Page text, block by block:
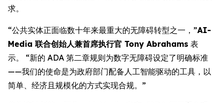
求。
“公共实体正面临数十年来最重大的无障碍转型之一，”AI-
Media 联合创始人兼首席执行官 Tony Abrahams 表
示。 “新的 ADA 第二章规则为数字无障碍设定了明确标准
——我们的使命是为政府部门配备人工智能驱动的工具，以
简单、经济且规模化的方式实现合规。”